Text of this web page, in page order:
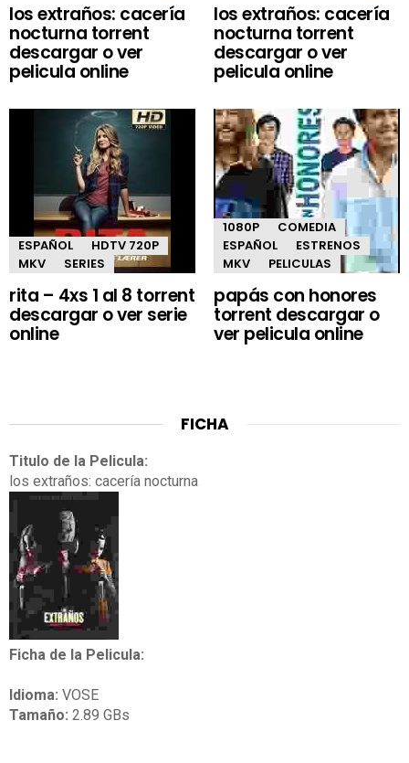
los extraños: cacería
nocturna torrent
descargar o ver
pelicula online
los extraños: cacería
nocturna torrent
descargar o ver
pelicula online
ESPAÑOL
HDTV 720P
MKV
SERIES
rita – 4xs 1 al 8 torrent
descargar o ver serie
online
1080P
COMEDIA
ESPAÑOL
ESTRENOS
MKV
PELICULAS
papás con honores
torrent descargar o
ver pelicula online
FICHA
Titulo de la Pelicula:
los extraños: cacería nocturna
Ficha de la Pelicula:
Idioma: VOSE
Tamaño: 2.89 GBs